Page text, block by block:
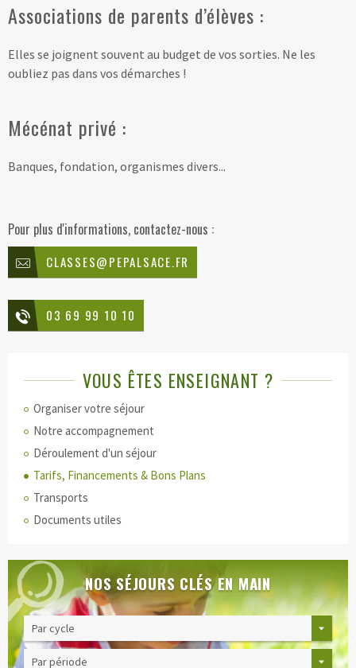
Associations de parents d’élèves :
Elles se joignent souvent au budget de vos sorties. Ne les
oubliez pas dans vos démarches !
Mécénat privé :
Banques, fondation, organismes divers...
Pour plus d'informations, contactez-nous :
CLASSES@PEPALSACE.FR
03 69 99 10 10
VOUS ÊTES ENSEIGNANT ?
Organiser votre séjour
Notre accompagnement
Déroulement d'un séjour
Tarifs, Financements & Bons Plans
Transports
Documents utiles
NOS SÉJOURS CLÉS EN MAIN